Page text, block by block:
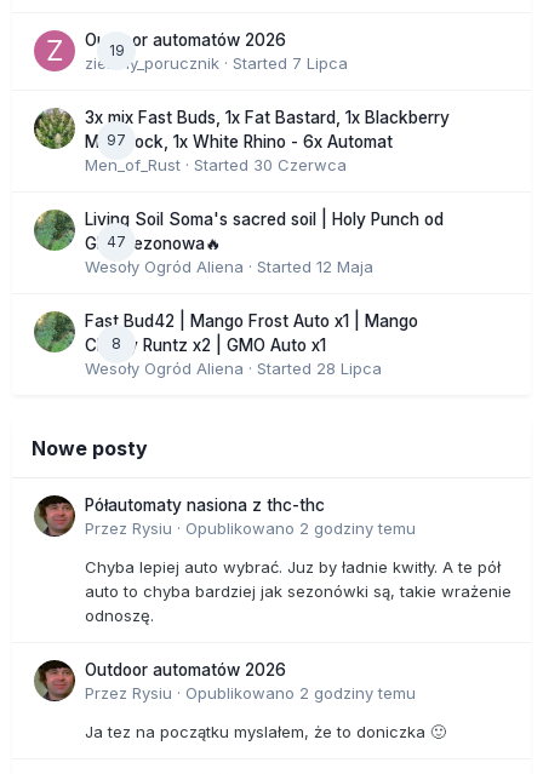
19
Outdoor automatów 2026
zielony_porucznik · Started 7 Lipca
97
3x mix Fast Buds, 1x Fat Bastard, 1x Blackberry
Moonrock, 1x White Rhino - 6x Automat
Men_of_Rust · Started 30 Czerwca
47
Living Soil Soma's sacred soil | Holy Punch od
GHS sezonowa🔥
Wesoły Ogród Aliena · Started 12 Maja
8
Fast Bud42 | Mango Frost Auto x1 | Mango
Cherry Runtz x2 | GMO Auto x1
Wesoły Ogród Aliena · Started 28 Lipca
Nowe posty
Półautomaty nasiona z thc-thc
Przez Rysiu · Opublikowano 2 godziny temu
Chyba lepiej auto wybrać. Juz by ładnie kwitły. A te pół
auto to chyba bardziej jak sezonówki są, takie wrażenie
odnoszę.
Outdoor automatów 2026
Przez Rysiu · Opublikowano 2 godziny temu
Ja tez na początku myslałem, że to doniczka 🙂